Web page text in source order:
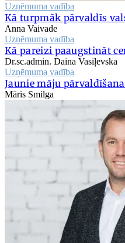
Uzņēmuma vadība
Kā turpmāk pārvaldīs
Anna Vaivade
Uzņēmuma vadība
Kā pareizi paaugstināt
Dr.sc.admin. Daina Vasiļevska
Uzņēmuma vadība
Jaunie māju
Māris Smilga